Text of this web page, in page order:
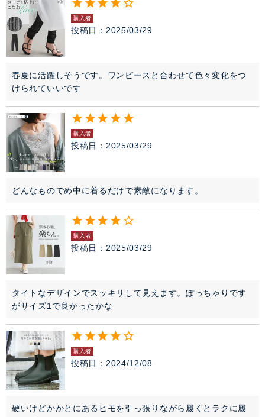
購入者
投稿日 2025/03/29
春夏に活躍しそうです。ワンピースと合わせて色々変化をつ
けられていいです
購入者
投稿日 2025/03/29
どんなものでめ中に着るだけで素敵になります。
購入者
投稿日 2025/03/29
タイトなデザインでスッキリして見えます。ぽっちゃりです
がサイズ1で良かったかな
購入者
投稿日 2024/12/08
硬いけどかかとにあるヒモを引っ張りながら履くとラクに履